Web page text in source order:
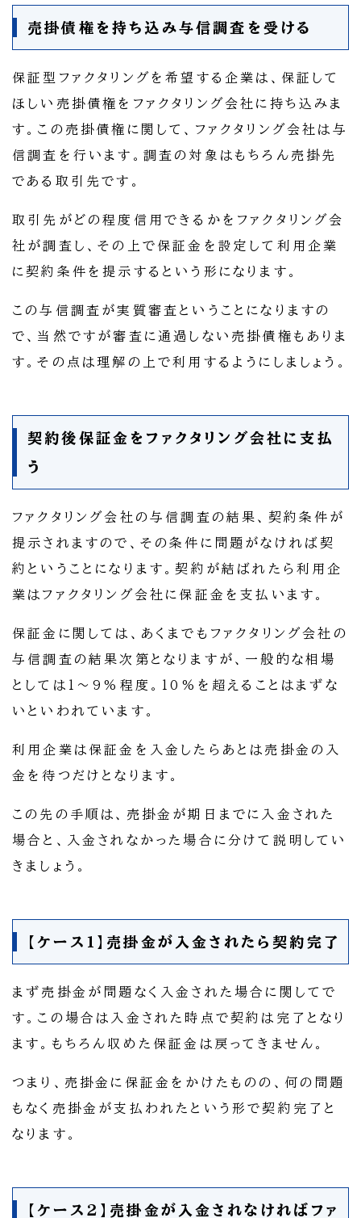
売掛債権を持ち込み与信調査を受ける
保証型ファクタリングを希望する企業は、保証して
ほしい売掛債権をファクタリング会社に持ち込みま
す。この売掛債権に関して、ファクタリング会社は与
信調査を行います。調査の対象はもちろん売掛先
である取引先です。
取引先がどの程度信用できるかをファクタリング会
社が調査し、その上で保証金を設定して利用企業
に契約条件を提示するという形になります。
この与信調査が実質審査ということになりますの
で、当然ですが審査に通過しない売掛債権もありま
す。その点は理解の上で利用するようにしましょう。
契約後保証金をファクタリング会社に支払
う
ファクタリング会社の与信調査の結果、契約条件が
提示されますので、その条件に問題がなければ契
約ということになります。契約が結ばれたら利用企
業はファクタリング会社に保証金を支払います。
保証金に関しては、あくまでもファクタリング会社の
与信調査の結果次第となりますが、一般的な相場
としては1～9%程度。10%を超えることはまずな
いといわれています。
利用企業は保証金を入金したらあとは売掛金の入
金を待つだけとなります。
この先の手順は、売掛金が期日までに入金された
場合と、入金されなかった場合に分けて説明してい
きましょう。
【ケース1】売掛金が入金されたら契約完了
まず売掛金が問題なく入金された場合に関してで
す。この場合は入金された時点で契約は完了となり
ます。もちろん収めた保証金は戻ってきません。
つまり、売掛金に保証金をかけたものの、何の問題
もなく売掛金が支払われたという形で契約完了と
なります。
【ケース2】売掛金が入金されなければファ